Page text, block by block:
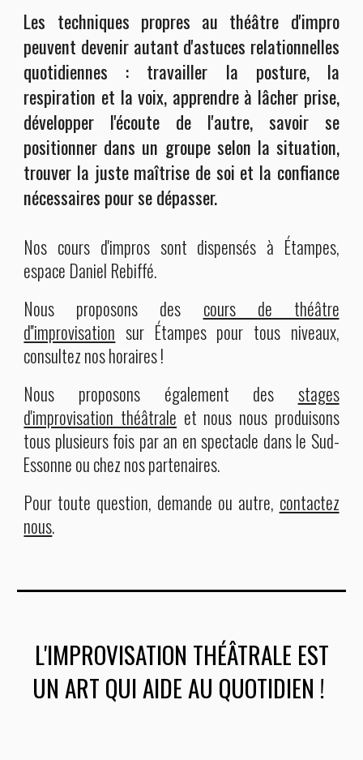
Les techniques propres au théâtre d'impro
peuvent devenir autant d'astuces relationnelles
quotidiennes : travailler la posture, la
respiration et la voix, apprendre à lâcher prise,
développer l'écoute de l'autre, savoir se
positionner dans un groupe selon la situation,
trouver la juste maîtrise de soi et la confiance
nécessaires pour se dépasser.
Nos cours d'impros sont dispensés à Étampes,
espace Daniel Rebiffé.
Nous proposons des cours de théâtre
d''improvisation sur Étampes pour tous niveaux,
consultez nos horaires!
Nous proposons également des stages
d'improvisation théâtrale et nous nous produisons
tous plusieurs fois par an en spectacle dans le Sud-
Essonne ou chez nos partenaires.
Pour toute question, demande ou autre, contactez
nous.
L'IMPROVISATION THÉÂTRALE EST
UN ART QUI AIDE AU QUOTIDIEN !